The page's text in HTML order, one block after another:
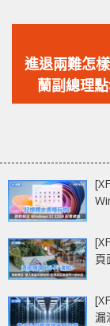
一
篇
文
進退兩難怎
蘭副總理
ASUS 停止
頁
漏